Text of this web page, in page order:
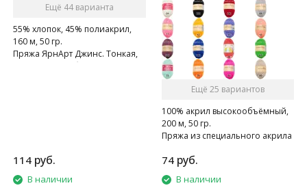
Ещё 44 варианта
55% хлопок, 45% полиакрил,
160 м, 50 гр.
Пряжа ЯрнАрт Джинс. Тонкая,
мягкая, слегка бархатистая
114 руб.
В наличии
Ещё 25 вариантов
100% акрил высокообъёмный,
200 м, 50 гр.
Пряжа из специального акрила
74 руб.
В наличии